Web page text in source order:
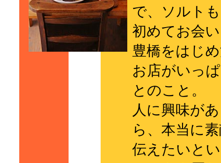
で、ソルト
初めてお会
豊橋をはじ
お店がいっ
とのこと。
人に興味が
ら、本当に
伝えたいと